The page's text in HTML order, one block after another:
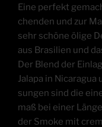
Eine per­fekt
chen­den und zur
sehr schö­ne öli­ge
aus Bra­si­li­en und
Der Blend der
Jala­pa in
sun­gen sind die
maß bei einer
der Smo­ke mit